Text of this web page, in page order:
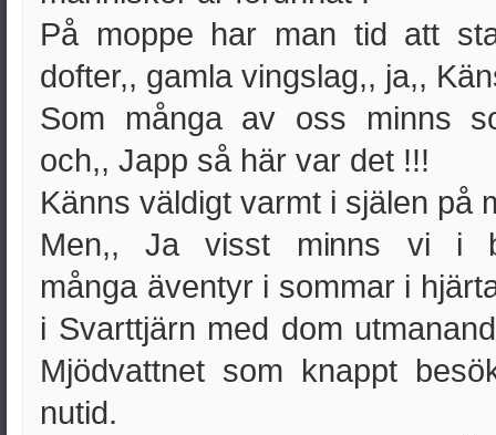
På moppe har man tid att
dofter,, gamla vingslag,, ja,,
Som många av oss minns
och,, Japp så här var det !!!
Känns väldigt varmt i själen på
Men,, Ja visst minns vi i
många äventyr i sommar i
i Svarttjärn med dom
Mjödvattnet som knappt
nutid.